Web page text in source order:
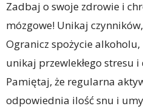
Zadbaj o swoje zdrowie i
mózgowe! Unikaj
Ogranicz spożycie
unikaj przewlekłego stresu
Pamiętaj, że regularna
odpowiednia ilość snu i